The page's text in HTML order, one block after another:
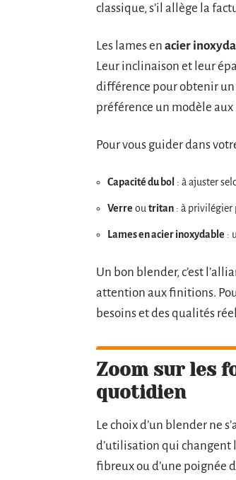
classique, s’il allège la
Les lames en acier
Leur inclinaison et leur
différence pour obtenir un
préférence un modèle
Pour vous guider dans
Capacité du bol : à ajuster
Verre ou tritan : à privilégier
Lames en acier inoxydable :
Un bon blender, c’est
attention aux finitions.
besoins et des qualités
Zoom sur les
quotidien
Le choix d’un blender ne
d’utilisation qui changent
fibreux ou d’une poignée